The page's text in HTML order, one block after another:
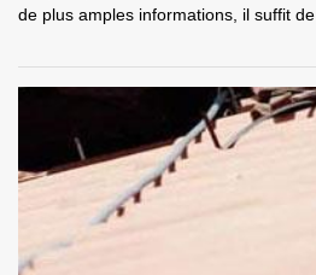
de plus amples informations, il suffit